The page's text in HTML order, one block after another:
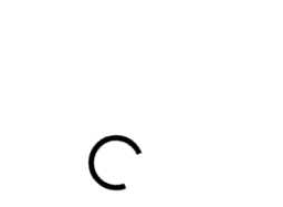
Náhradní kit